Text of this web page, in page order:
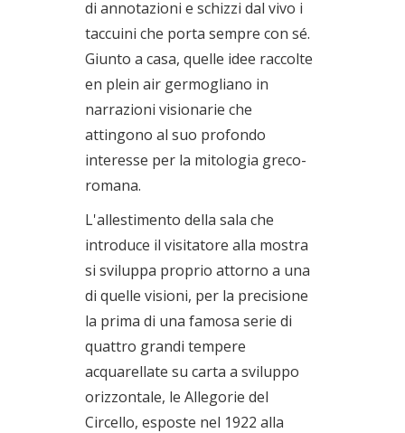
di annotazioni e schizzi dal vivo i
taccuini che porta sempre con sé.
Giunto a casa, quelle idee raccolte
en plein air germogliano in
narrazioni visionarie che
attingono al suo profondo
interesse per la mitologia greco-
romana.
L'allestimento della sala che
introduce il visitatore alla mostra
si sviluppa proprio attorno a una
di quelle visioni, per la precisione
la prima di una famosa serie di
quattro grandi tempere
acquarellate su carta a sviluppo
orizzontale, le Allegorie del
Circello, esposte nel 1922 alla